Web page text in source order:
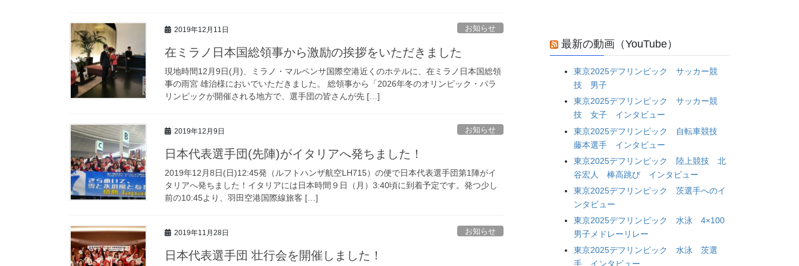
2019年12月11日 お知らせ
在ミラノ日本国総領事から激励の挨拶をいただきました
現地時間12月9日(月)、ミラノ・マルペンサ国際空港近くのホテルに、在ミラノ日本国総領
事の雨宮 雄治様においでいただきました。 総領事から「2026年冬のオリンピック・パラ
リンピックが開催される地方で、選手団の皆さんが先 […]
2019年12月9日 お知らせ
日本代表選手団(先陣)がイタリアへ発ちました！
2019年12月8日(日)12:45発（ルフトハンザ航空LH715）の便で日本代表選手団第1陣がイ
タリアへ発ちました！イタリアには日本時間９日（月）3:40頃に到着予定です。発つ少し
前の10:45より、羽田空港国際線旅客 […]
2019年11月28日 お知らせ
日本代表選手団 壮行会を開催しました！
最新の動画（YouTube）
東京2025デフリンピック サッカー競
技 男子
東京2025デフリンピック サッカー競
技 女子 インタビュー
東京2025デフリンピック 自転車競技
藤本選手 インタビュー
東京2025デフリンピック 陸上競技 北
谷宏人 棒高跳び インタビュー
東京2025デフリンピック 茨選手へのイ
ンタビュー
東京2025デフリンピック 水泳 4×100
男子メドレーリレー
東京2025デフリンピック 水泳 茨選
手 インタビュー